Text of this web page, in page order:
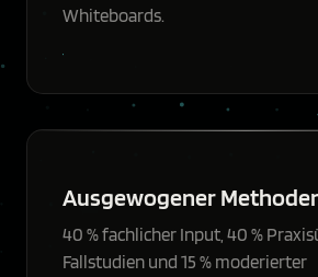
Whiteboards.
Ausgewogener
40 % fachlicher Input, 40 %
Fallstudien und 15 % moderierter